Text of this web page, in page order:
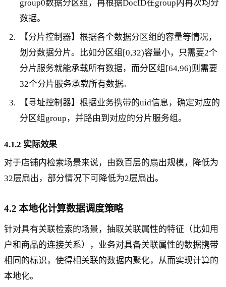
group0数据分区组，再根据DocID在group内再次均分
数据。
【分片控制器】根据各个数据分区组的容量等情况，
划分数据分片。比如分区组[0,32)容量小，只需要2个
分片服务就能承载所有数据，而分区组[64,96)则需要
32个分片服务承载所有数据。
【寻址控制器】根据业务携带的uid信息，确定对应的
分区组group，并路由到对应的分片服务组。
4.1.2 实际效果
对于店铺内检索场景来说，由数百层的扇出规模，降低为
32层扇出，部分情况下可降低为2层扇出。
4.2 本地化计算数据调度策略
针对具有关联检索的场景，抽取关联属性的特征（比如用
户和商品的连接关系），业务对具备关联属性的数据携带
相同的标识，使得相关联的数据内聚化，从而实现计算的
本地化。